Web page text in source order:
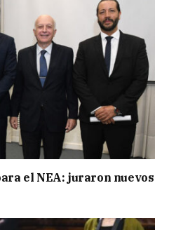
el NEA: juraron nuevos